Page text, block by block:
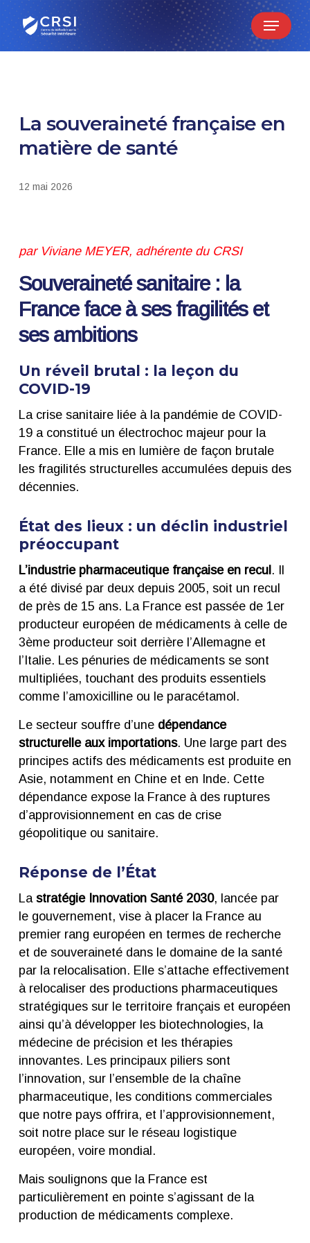
Skip
to
main
Menu
La souveraineté française en
matière de santé
12 mai 2026
par Viviane MEYER, adhérente du CRSI
Souveraineté sanitaire : la
France face à ses fragilités et
ses ambitions
Un réveil brutal : la leçon du
COVID-19
La crise sanitaire liée à la pandémie de COVID-
19 a constitué un électrochoc majeur pour la
France. Elle a mis en lumière de façon brutale
les fragilités structurelles accumulées depuis des
décennies.
État des lieux : un déclin industriel
préoccupant
L’industrie pharmaceutique française en recul. Il
a été divisé par deux depuis 2005, soit un recul
de près de 15 ans. La France est passée de 1er
producteur européen de médicaments à celle de
3ème producteur soit derrière l’Allemagne et
l’Italie. Les pénuries de médicaments se sont
multipliées, touchant des produits essentiels
comme l’amoxicilline ou le paracétamol.
Le secteur souffre d’une dépendance
structurelle aux importations. Une large part des
principes actifs des médicaments est produite en
Asie, notamment en Chine et en Inde. Cette
dépendance expose la France à des ruptures
d’approvisionnement en cas de crise
géopolitique ou sanitaire.
Réponse de l’État
La stratégie Innovation Santé 2030, lancée par
le gouvernement, vise à placer la France au
premier rang européen en termes de recherche
et de souveraineté dans le domaine de la santé
par la relocalisation. Elle s’attache effectivement
à relocaliser des productions pharmaceutiques
stratégiques sur le territoire français et européen
ainsi qu’à développer les biotechnologies, la
médecine de précision et les thérapies
innovantes. Les principaux piliers sont
l’innovation, sur l’ensemble de la chaîne
pharmaceutique, les conditions commerciales
que notre pays offrira, et l’approvisionnement,
soit notre place sur le réseau logistique
européen, voire mondial.
Mais soulignons que la France est
particulièrement en pointe s’agissant de la
production de médicaments complexe.